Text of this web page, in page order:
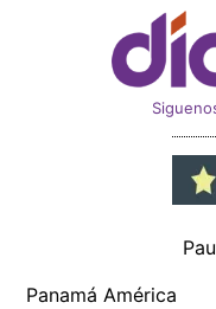
Panamá América